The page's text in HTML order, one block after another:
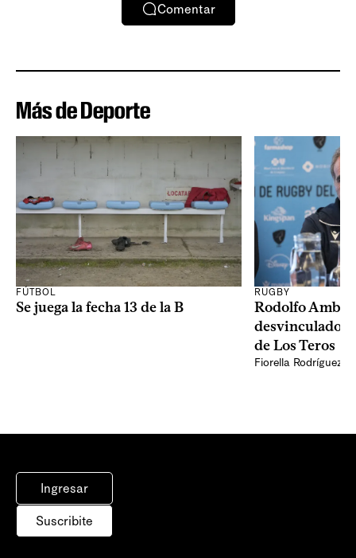
Comentar
Más de Deporte
FÚTBOL
Se juega la fecha 13 de la B
RUGBY
Rodolfo
desvinculado
de Los Teros
Fiorella Rodríguez
Ingresar
Suscribite